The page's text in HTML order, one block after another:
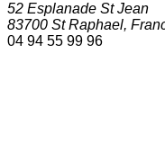
52 Esplanade St Jean
83700 St Raphael,
04 94 55 99 96